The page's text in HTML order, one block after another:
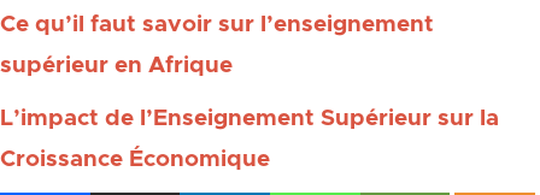
Ce qu’il faut savoir sur l’enseignement
supérieur en Afrique
L’impact de l’Enseignement Supérieur sur la
Croissance Économique